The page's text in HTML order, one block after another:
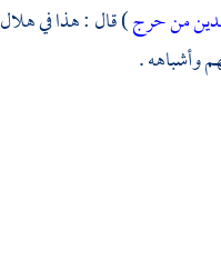
من حرج) قال : هذا في هلال
وأشباهه .